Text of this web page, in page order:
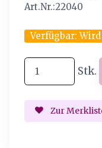
Art.Nr.:22040
Verfügbar:
Stk.
Zur